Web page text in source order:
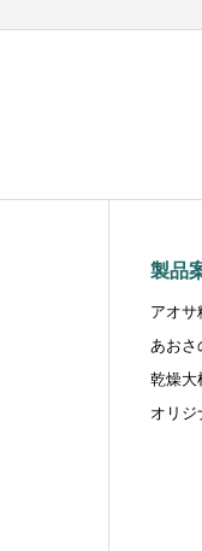
製品
アオサ
あおさ
乾燥大
オリジ